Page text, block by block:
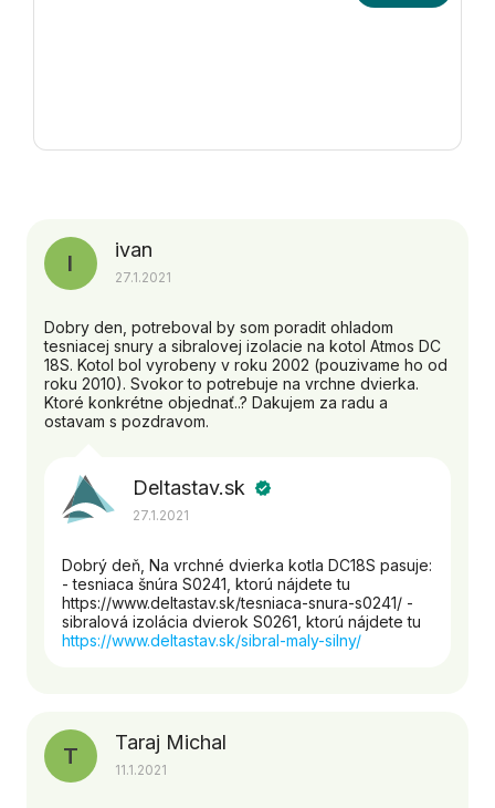
I
ivan
27.1.2021
Dobry den, potreboval by som poradit ohladom
tesniacej snury a sibralovej izolacie na kotol Atmos DC
18S. Kotol bol vyrobeny v roku 2002 (pouzivame ho od
roku 2010). Svokor to potrebuje na vrchne dvierka.
Ktoré konkrétne objednať..? Dakujem za radu a
ostavam s pozdravom.
Deltastav.sk verified
27.1.2021
Dobrý deň, Na vrchné dvierka kotla DC18S pasuje:
- tesniaca šnúra S0241, ktorú nájdete tu
https://www.deltastav.sk/tesniaca-snura-s0241/ -
sibralová izolácia dvierok S0261, ktorú nájdete tu
https://www.deltastav.sk/sibral-maly-silny/
T
Taraj Michal
11.1.2021